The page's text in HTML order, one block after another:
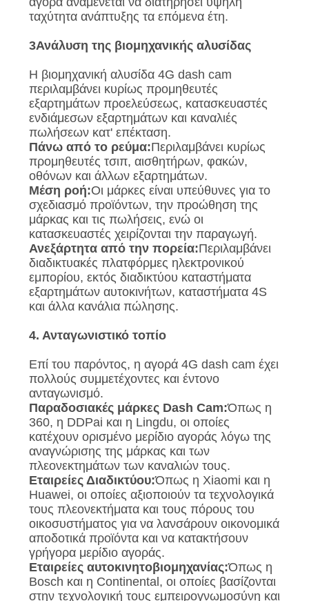
ταχύτητα ανάπτυξης τα επόμενα έτη.
3Ανάλυση της βιομηχανικής αλυσίδας
Η βιομηχανική αλυσίδα 4G dash cam
περιλαμβάνει κυρίως προμηθευτές
εξαρτημάτων προελεύσεως, κατασκευαστές
ενδιάμεσων εξαρτημάτων και καναλιές
πωλήσεων κατ' επέκταση.
Πάνω από το ρεύμα:Περιλαμβάνει κυρίως
προμηθευτές τσιπ, αισθητήρων, φακών,
οθόνων και άλλων εξαρτημάτων.
Μέση ροή:Οι μάρκες είναι υπεύθυνες για το
σχεδιασμό προϊόντων, την προώθηση της
μάρκας και τις πωλήσεις, ενώ οι
κατασκευαστές χειρίζονται την παραγωγή.
Ανεξάρτητα από την πορεία:Περιλαμβάνει
διαδικτυακές πλατφόρμες ηλεκτρονικού
εμπορίου, εκτός διαδικτύου καταστήματα
εξαρτημάτων αυτοκινήτων, καταστήματα 4S
και άλλα κανάλια πώλησης.
4. Ανταγωνιστικό τοπίο
Επί του παρόντος, η αγορά 4G dash cam έχει
πολλούς συμμετέχοντες και έντονο
ανταγωνισμό.
Παραδοσιακές μάρκες Dash Cam:Όπως η
360, η DDPai και η Lingdu, οι οποίες
κατέχουν ορισμένο μερίδιο αγοράς λόγω της
αναγνώρισης της μάρκας και των
πλεονεκτημάτων των καναλιών τους.
Εταιρείες Διαδικτύου:Όπως η Xiaomi και η
Huawei, οι οποίες αξιοποιούν τα τεχνολογικά
τους πλεονεκτήματα και τους πόρους του
οικοσυστήματος για να λανσάρουν οικονομικά
αποδοτικά προϊόντα και να κατακτήσουν
γρήγορα μερίδιο αγοράς.
Εταιρείες αυτοκινητοβιομηχανίας:Όπως η
Bosch και η Continental, οι οποίες βασίζονται
στην τεχνολογική τους εμπειρογνωμοσύνη και